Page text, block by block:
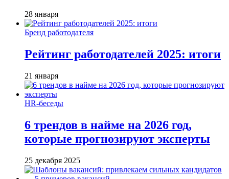
28 января
Бренд работодателя
Рейтинг работодателей 2025: итоги
21 января
HR-беседы
6 трендов в найме на 2026 год,
которые прогнозируют эксперты
25 декабря 2025